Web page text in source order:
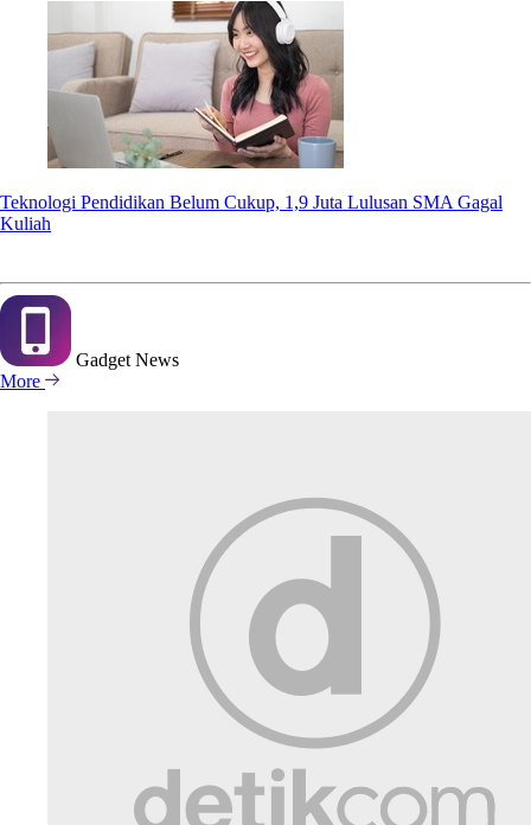
Teknologi Pendidikan Belum Cukup, 1,9 Juta Lulusan SMA Gagal
Kuliah
Gadget News
More